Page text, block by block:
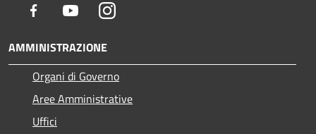
Facebook YoutubeInstagram
AMMINISTRAZIONE
Organi di Governo
Aree Amministrative
Uffici